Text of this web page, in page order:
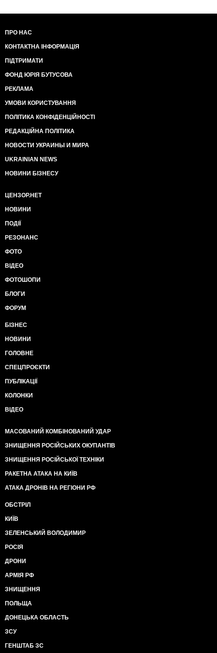
ПРО НАС
КОНТАКТНА ІНФОРМАЦІЯ
ПІДТРИМАТИ
ФОНД ЮРІЯ БУТУСОВА
РЕКЛАМА
УМОВИ КОРИСТУВАННЯ
ПОЛІТИКА КОНФІДЕНЦІЙНОСТІ
РЕДАКЦІЙНА ПОЛІТИКА
НОВОСТИ УКРАИНЫ И МИРА
UKRAINIAN NEWS
НОВИНИ БІЗНЕСУ
ЦЕНЗОР.НЕТ
НОВИНИ
ПОДІЇ
РЕЗОНАНС
ФОТО
ВІДЕО
ФОТОШОПИ
БЛОГИ
ФОРУМ
БІЗНЕС
НОВИНИ
ГОЛОВНЕ
СПЕЦПРОЄКТИ
ПУБЛІКАЦІЇ
КОЛОНКИ
ВІДЕО
МАСОВАНИЙ КОМБІНОВАНИЙ УДАР
ЗНИЩЕННЯ РОСІЙСЬКИХ ОКУПАНТІВ
ЗНИЩЕННЯ РОСІЙСЬКОЇ ТЕХНІКИ
РАКЕТНА АТАКА НА КИЇВ
АТАКА ДРОНІВ НА РЕГІОНИ РФ
ОБСТРІЛ
КИЇВ
ЗЕЛЕНСЬКИЙ ВОЛОДИМИР
РОСІЯ
ДРОНИ
АРМІЯ РФ
ЗНИЩЕННЯ
ПОЛЬЩА
ДОНЕЦЬКА ОБЛАСТЬ
ЗСУ
ГЕНШТАБ ЗС